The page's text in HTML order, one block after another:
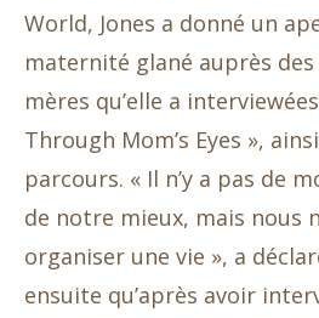
World, Jones a donné un
maternité glané auprès
mères qu’elle a
Through Mom’s Eyes »,
parcours. « Il n’y a pas de
de notre mieux, mais nous
organiser une vie », a
ensuite qu’après avoir